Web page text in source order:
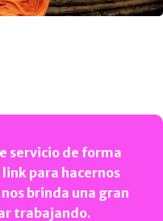
servicio de forma
para hacernos
brinda una gran
trabajando.